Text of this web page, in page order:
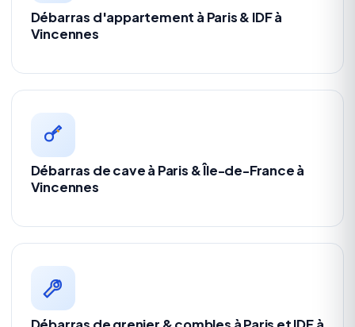
Débarras d'appartement à Paris & IDF à
Vincennes
Débarras de cave à Paris & Île-de-France à
Vincennes